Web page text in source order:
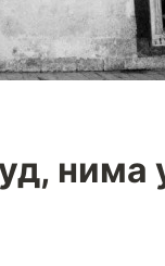
нима